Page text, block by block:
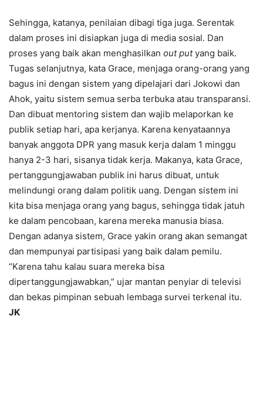
Sehingga, katanya, penilaian dibagi tiga juga. Serentak
dalam proses ini disiapkan juga di media sosial. Dan
proses yang baik akan menghasilkan out putyang baik.
Tugas selanjutnya, kata Grace, menjaga orang-orang yang
bagus ini dengan sistem yang dipelajari dari Jokowi dan
Ahok, yaitu sistem semua serba terbuka atau transparansi.
Dan dibuat mentoring sistem dan wajib melaporkan ke
publik setiap hari, apa kerjanya. Karena kenyataannya
banyak anggota DPR yang masuk kerja dalam 1 minggu
hanya 2-3 hari, sisanya tidak kerja. Makanya, kata Grace,
pertanggungjawaban publik ini harus dibuat, untuk
melindungi orang dalam politik uang. Dengan sistem ini
kita bisa menjaga orang yang bagus, sehingga tidak jatuh
ke dalam pencobaan, karena mereka manusia biasa.
Dengan adanya sistem, Grace yakin orang akan semangat
dan mempunyai partisipasi yang baik dalam pemilu.
“Karena tahu kalau suara mereka bisa
dipertanggungjawabkan,” ujar mantan penyiar di televisi
dan bekas pimpinan sebuah lembaga survei terkenal itu.
JK